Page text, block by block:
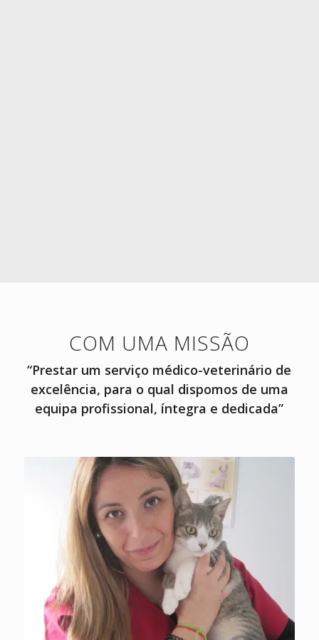
COM UMA MISSÃO
“Prestar um serviço médico-veterinário de
excelência, para o qual dispomos de uma
equipa profissional, íntegra e dedicada”